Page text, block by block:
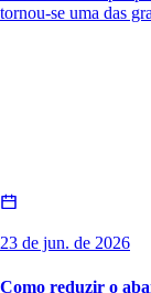
tornou-se uma das
23 de jun. de 2026
Como reduzir o